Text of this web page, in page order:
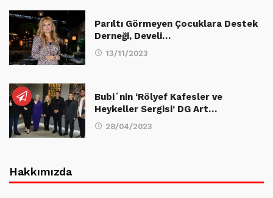
Parıltı Görmeyen Çocuklara Destek
Derneği, Develi…
13/11/2023
Bubi´nin ‘Rölyef Kafesler ve
Heykeller Sergisi’ DG Art…
28/04/2023
Hakkımızda